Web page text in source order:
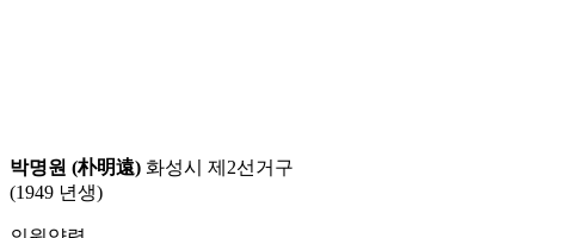
박명원 (朴明遠) 화성시 제2선거구
(1949 년생)